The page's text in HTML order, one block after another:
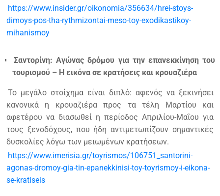
https://www.insider.gr/oikonomia/356634/hrei-stoys-
dimoys-pos-tha-rythmizontai-meso-toy-exodikastikoy-
mihanismoy
Σαντορίνη: Αγώνας δρόμου για την επανεκκίνηση του
τουρισμού – Η εικόνα σε κρατήσεις και κρουαζιέρα
Το μεγάλο στοίχημα είναι διπλό: αφενός να ξεκινήσει
κανονικά η κρουαζιέρα προς τα τέλη Μαρτίου και
αφετέρου να διασωθεί η περίοδος Απριλίου-Μαΐου για
τους ξενοδόχους, που ήδη αντιμετωπίζουν σημαντικές
δυσκολίες λόγω των μειωμένων κρατήσεων.
https://www.imerisia.gr/toyrismos/106751_santorini-
agonas-dromoy-gia-tin-epanekkinisi-toy-toyrismoy-i-eikona-
se-kratiseis